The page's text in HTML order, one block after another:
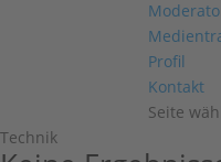
Profil
Kontakt
Seite
Technik